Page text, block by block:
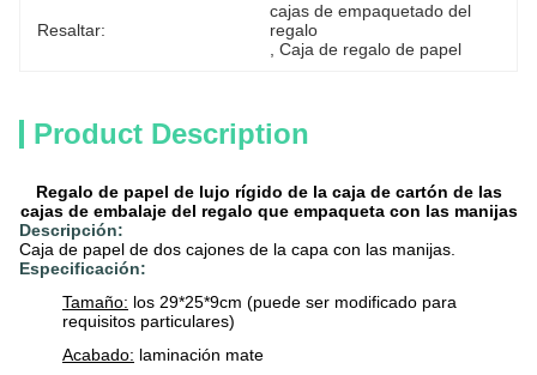
Resaltar:
cajas de empaquetado del
regalo
Caja de regalo de papel
Product Description
Regalo de papel de lujo rígido de la caja de cartón de las
cajas de embalaje del regalo que empaqueta con las manijas
Descripción:
Caja de papel de dos cajones de la capa con las manijas.
Especificación:
Tamaño: los 29*25*9cm (puede ser modificado para
requisitos particulares)
Acabado: laminación mate